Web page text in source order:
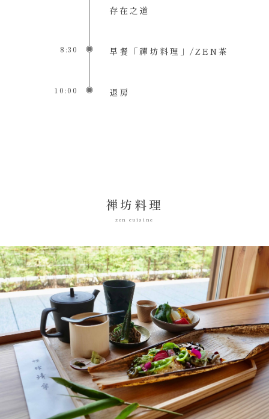
存在之道
8:30 早餐「禪坊料理」/ZEN茶
10:00 退房
禅坊料理
zen cuisine